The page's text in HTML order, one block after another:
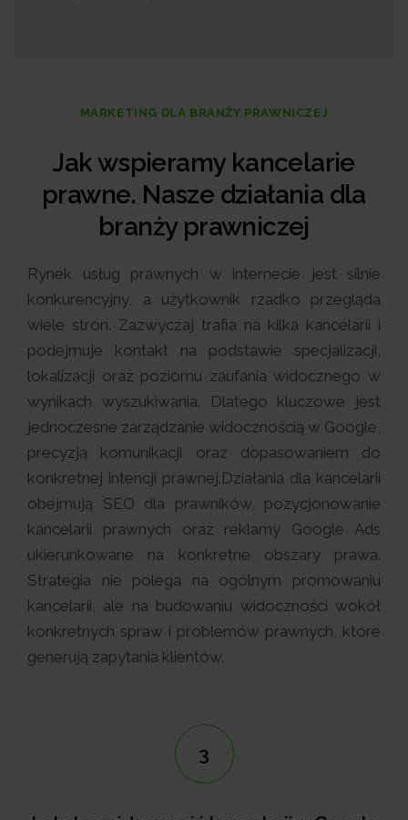
MARKETING DLA BRANŻY PRAWNICZEJ
Jak wspieramy kancelarie
prawne. Nasze działania dla
branży prawniczej
Rynek usług prawnych w internecie jest silnie
konkurencyjny, a użytkownik rzadko przegląda
wiele stron. Zazwyczaj trafia na kilka kancelarii i
podejmuje kontakt na podstawie specjalizacji,
lokalizacji oraz poziomu zaufania widocznego w
wynikach wyszukiwania. Dlatego kluczowe jest
jednoczesne zarządzanie widocznością w Google,
precyzją komunikacji oraz dopasowaniem do
konkretnej intencji prawnej.Działania dla kancelarii
obejmują SEO dla prawników, pozycjonowanie
kancelarii prawnych oraz reklamy Google Ads
ukierunkowane na konkretne obszary prawa.
Strategia nie polega na ogólnym promowaniu
kancelarii, ale na budowaniu widoczności wokół
konkretnych spraw i problemów prawnych, które
generują zapytania klientów.
3